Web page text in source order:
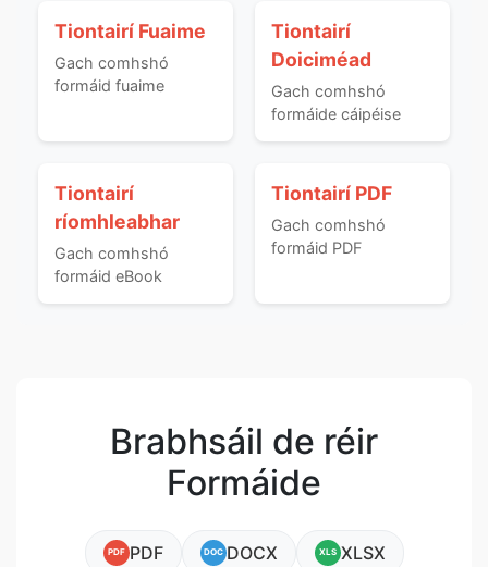
Tiontairí Fuaime
Gach comhshó
formáid fuaime
Tiontairí
Doiciméad
Gach comhshó
formáide cáipéise
Tiontairí
ríomhleabhar
Gach comhshó
formáid eBook
Tiontairí PDF
Gach comhshó
formáid PDF
Brabhsáil de réir
Formáide
PDF PDF DOC DOCX XLS XLSX